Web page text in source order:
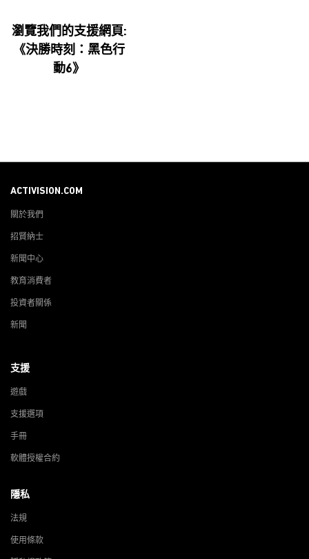
瀏覽我們的支援網頁:
《決勝時刻：黑色行
動6》
ACTIVISION.COM
關於我們
招賢納士
新聞中心
教育消費者
投資者關係
新聞
支援
遊戲
支援選項
手冊
軟體授權合約
隱私
法規
使用條款